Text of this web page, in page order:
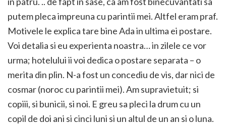
putem pleca impreuna cu parintii mei. Altfel eram praf.
Motivele le explica tare bine Ada in ultima ei postare.
Voi detalia si eu experienta noastra… in zilele ce vor
urma; hotelului ii voi dedica o postare separata – o
merita din plin. N-a fost un concediu de vis, dar nici de
cosmar (noroc cu parintii mei). Am supravietuit; si
copiii, si bunicii, si noi. E greu sa pleci la drum cu un
copil de doi ani si cinci luni si un altul de un an si o luna.